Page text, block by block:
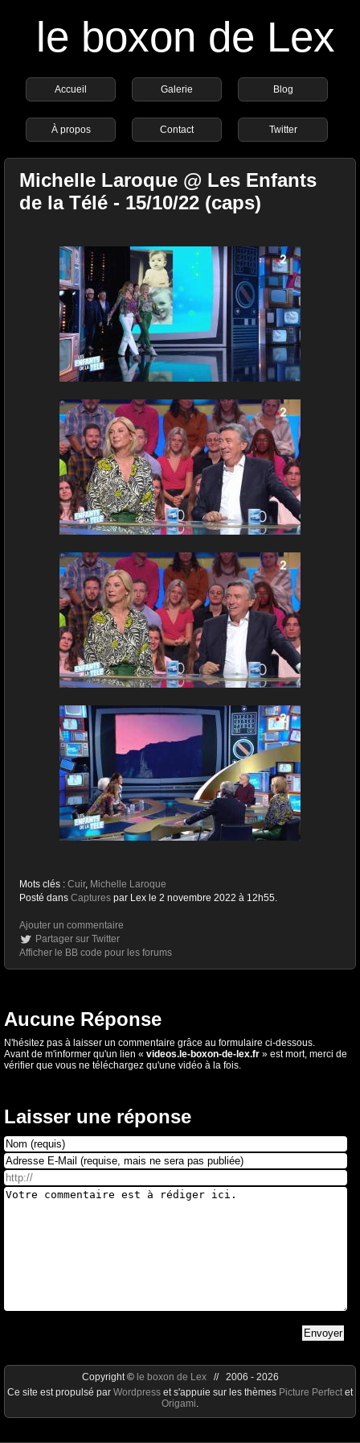
le boxon de Lex
Accueil Galerie Blog
À propos Contact Twitter
Michelle Laroque @ Les Enfants
de la Télé - 15/10/22 (caps)
Mots clés : Cuir, Michelle Laroque
Posté dans Captures par Lex le 2 novembre 2022 à 12h55.
Ajouter un commentaire
Partager sur Twitter
Afficher le BB code pour les forums
Aucune Réponse
N'hésitez pas à laisser un commentaire grâce au formulaire ci-dessous.
Avant de m'informer qu'un lien « videos.le-boxon-de-lex.fr » est mort, merci de
vérifier que vous ne téléchargez qu'une vidéo à la fois.
Laisser une réponse
Copyright © le boxon de Lex// 2006 - 2026
Ce site est propulsé par Wordpress et s'appuie sur les thèmes Picture Perfect et
Origami.